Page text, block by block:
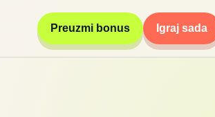
Preuzmi bonus Igraj sada